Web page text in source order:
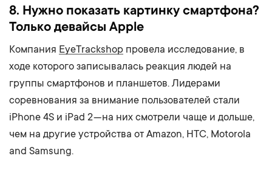
8. Нужно показать картинку смартфона?
Только девайсы Apple
Компания EyeTrackshop провела исследование, в
ходе которого записывалась реакция людей на
группы смартфонов и планшетов. Лидерами
соревнования за внимание пользователей стали
iPhone 4S и iPad 2 — на них смотрели чаще и дольше,
чем на другие устройства от Amazon, HTC, Motorola
and Samsung.